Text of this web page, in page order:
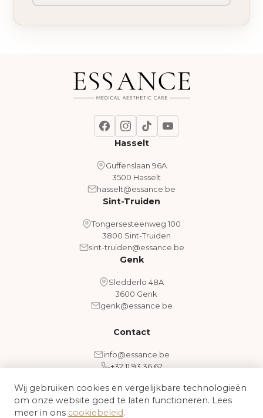
Hasselt
Guffenslaan 96A
3500 Hasselt
hasselt@essance.be
Sint-Truiden
Tongersesteenweg 100
3800 Sint-Truiden
sint-truiden@essance.be
Genk
Sledderlo 48A
3600 Genk
genk@essance.be
Contact
info@essance.be
+32 11 93 36 62
Algemene voorwaarden
Wij gebruiken cookies en vergelijkbare technologieën
om onze website goed te laten functioneren. Lees
meer in ons cookiebeleid.